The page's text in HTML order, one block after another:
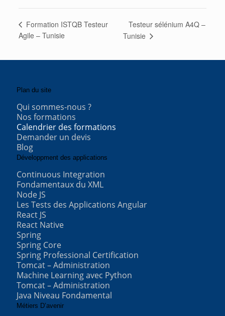
Formation ISTQB Testeur
Agile – Tunisie
Testeur sélénium A4Q –
Tunisie
Plan du site
Qui sommes-nous ?
Nos formations
Calendrier des formations
Demander un devis
Blog
Développment des applications
Continuous Integration
Fondamentaux du XML
Node JS
Les Tests des Applications Angular
React JS
React Native
Spring
Spring Core
Spring Professional Certification
Tomcat – Administration
Machine Learning avec Python
Tomcat – Administration
Java Niveau Fondamental
Métiers D’avenir